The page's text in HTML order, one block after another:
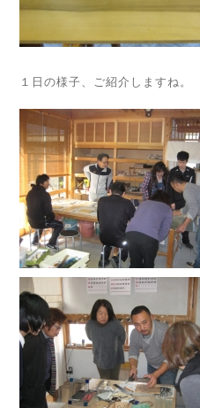
１日の様子、ご紹介しますね。